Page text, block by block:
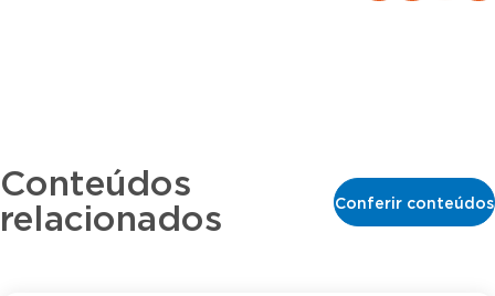
Conteúdos
relacionados
Conferir conteúdos